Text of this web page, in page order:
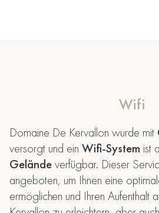
Wifi
Domaine De Kervallon wurde mit
versorgt und ein Wifi-System ist
Geländeverfügbar. Dieser
angeboten, um Ihnen eine
ermöglichen und Ihren Aufenthalt